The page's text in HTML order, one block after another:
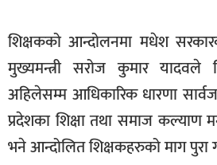
मनोरञ्जन
फोटो
/
भिडियो
अन्य
शिक्षकको आन्दोलनमा मधेश
मुख्यमन्त्री सरोज कुमार यादवले
अहिलेसम्म आधिकारिक धारणा
प्रदेशका शिक्षा तथा समाज कल्याण
भने आन्दोलित शिक्षकहरुको माग पुरा